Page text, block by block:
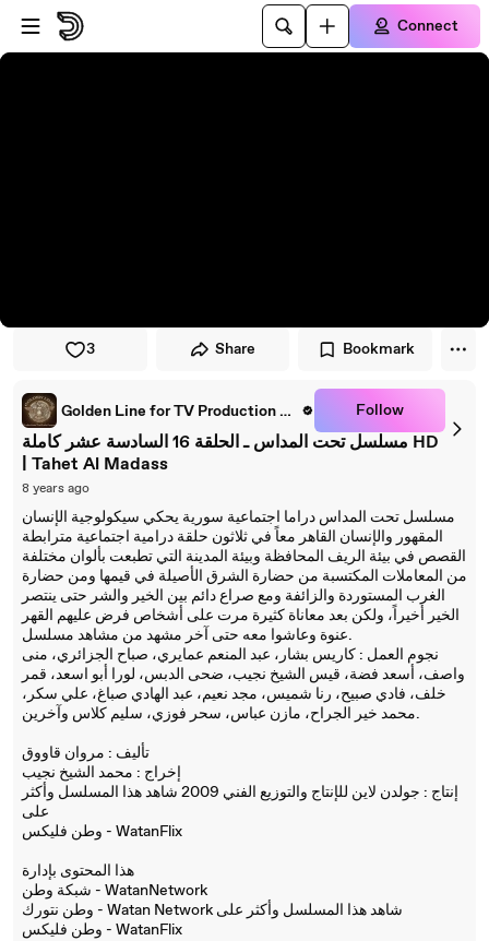
Skip to player
Skip to main content
Connect
3 Share Bookmark
Golden Line for TV Production & Distribution Follow
مسلسل تحت المداس ـ الحلقة 16 السادسة عشر كاملة HD
| Tahet Al Madass
8 years ago
مسلسل تحت المداس دراما اجتماعية سورية يحكي سيكولوجية الإنسان
المقهور والإنسان القاهر معاً في ثلاثون حلقة درامية اجتماعية مترابطة
القصص في بيئة الريف المحافظة وبيئة المدينة التي تطبعت بألوان مختلفة
من المعاملات المكتسبة من حضارة الشرق الأصيلة في قيمها ومن حضارة
الغرب المستوردة والزائفة ومع صراع دائم بين الخير والشر حتى ينتصر
الخير أخيراً، ولكن بعد معاناة كثيرة مرت على أشخاص فرض عليهم القهر
عنوة وعاشوا معه حتى آخر مشهد من مشاهد مسلسل.
نجوم العمل : كاريس بشار، عبد المنعم عمايري، صباح الجزائري، منى
واصف، أسعد فضة، قيس الشيخ نجيب، ضحى الدبس، لورا أبو اسعد، قمر
خلف، فادي صبيح، رنا شميس، مجد نعيم، عبد الهادي صباغ، علي سكر،
محمد خير الجراح، مازن عباس، سحر فوزي، سليم كلاس وآخرين.
تأليف : مروان قاووق
إخراج : محمد الشيخ نجيب
إنتاج : جولدن لاين للإنتاج والتوزيع الفني 2009 شاهد هذا المسلسل وأكثر
على
وطن فليكس - WatanFlix
هذا المحتوى بإدارة
شبكة وطن - WatanNetwork
وطن نتورك - Watan Network شاهد هذا المسلسل وأكثر على
وطن فليكس - WatanFlix